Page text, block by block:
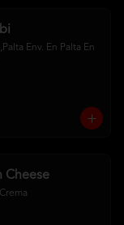
Env. En Palta En
Cheese